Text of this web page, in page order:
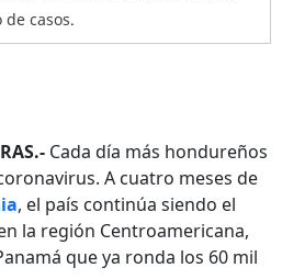
casos.
Cada día más hondureños
A cuatro meses de
, el país continúa siendo el
la región Centroamericana,
que ya ronda los 60 mil